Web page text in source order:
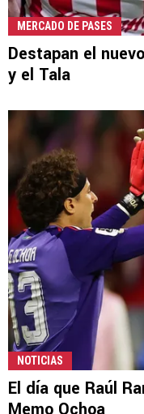
MERCADO DE PASES
Destapan el
y el Tala
NOTICIAS
El día que Raúl
Memo Ochoa